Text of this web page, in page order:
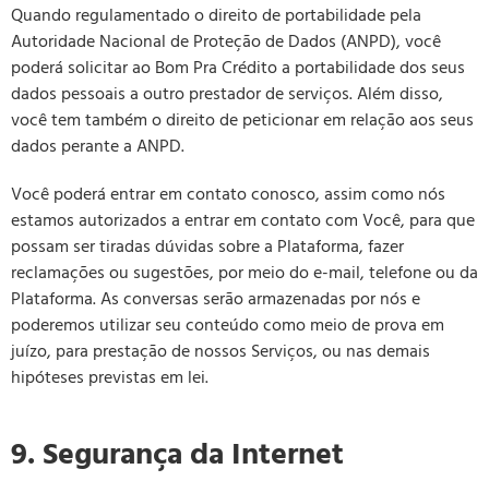
Quando regulamentado o direito de portabilidade pela
Autoridade Nacional de Proteção de Dados (ANPD), você
poderá solicitar ao Bom Pra Crédito a portabilidade dos seus
dados pessoais a outro prestador de serviços. Além disso,
você tem também o direito de peticionar em relação aos seus
dados perante a ANPD.
Você poderá entrar em contato conosco, assim como nós
estamos autorizados a entrar em contato com Você, para que
possam ser tiradas dúvidas sobre a Plataforma, fazer
reclamações ou sugestões, por meio do e-mail, telefone ou da
Plataforma. As conversas serão armazenadas por nós e
poderemos utilizar seu conteúdo como meio de prova em
juízo, para prestação de nossos Serviços, ou nas demais
hipóteses previstas em lei.
9. Segurança da Internet